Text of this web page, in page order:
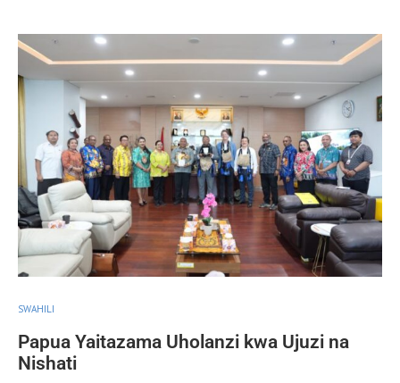
SWAHILI
Papua Yaitazama Uholanzi kwa Ujuzi na
Nishati